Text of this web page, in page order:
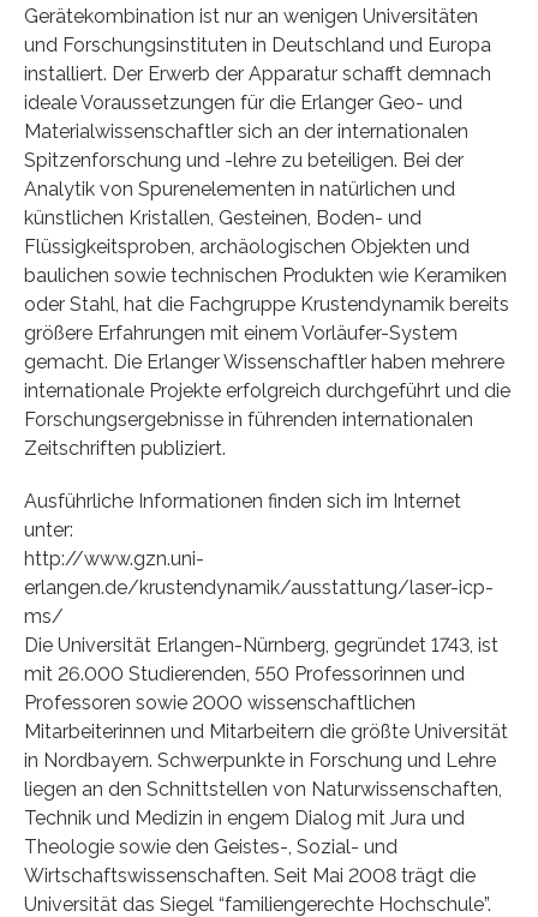
Gerätekombination ist nur an wenigen Universitäten
und Forschungsinstituten in Deutschland und Europa
installiert. Der Erwerb der Apparatur schafft demnach
ideale Voraussetzungen für die Erlanger Geo- und
Materialwissenschaftler sich an der internationalen
Spitzenforschung und -lehre zu beteiligen. Bei der
Analytik von Spurenelementen in natürlichen und
künstlichen Kristallen, Gesteinen, Boden- und
Flüssigkeitsproben, archäologischen Objekten und
baulichen sowie technischen Produkten wie Keramiken
oder Stahl, hat die Fachgruppe Krustendynamik bereits
größere Erfahrungen mit einem Vorläufer-System
gemacht. Die Erlanger Wissenschaftler haben mehrere
internationale Projekte erfolgreich durchgeführt und die
Forschungsergebnisse in führenden internationalen
Zeitschriften publiziert.
Ausführliche Informationen finden sich im Internet
unter:
http://www.gzn.uni-
erlangen.de/krustendynamik/ausstattung/laser-icp-
ms/
Die Universität Erlangen-Nürnberg, gegründet 1743, ist
mit 26.000 Studierenden, 550 Professorinnen und
Professoren sowie 2000 wissenschaftlichen
Mitarbeiterinnen und Mitarbeitern die größte Universität
in Nordbayern. Schwerpunkte in Forschung und Lehre
liegen an den Schnittstellen von Naturwissenschaften,
Technik und Medizin in engem Dialog mit Jura und
Theologie sowie den Geistes-, Sozial- und
Wirtschaftswissenschaften. Seit Mai 2008 trägt die
Universität das Siegel “familiengerechte Hochschule”.